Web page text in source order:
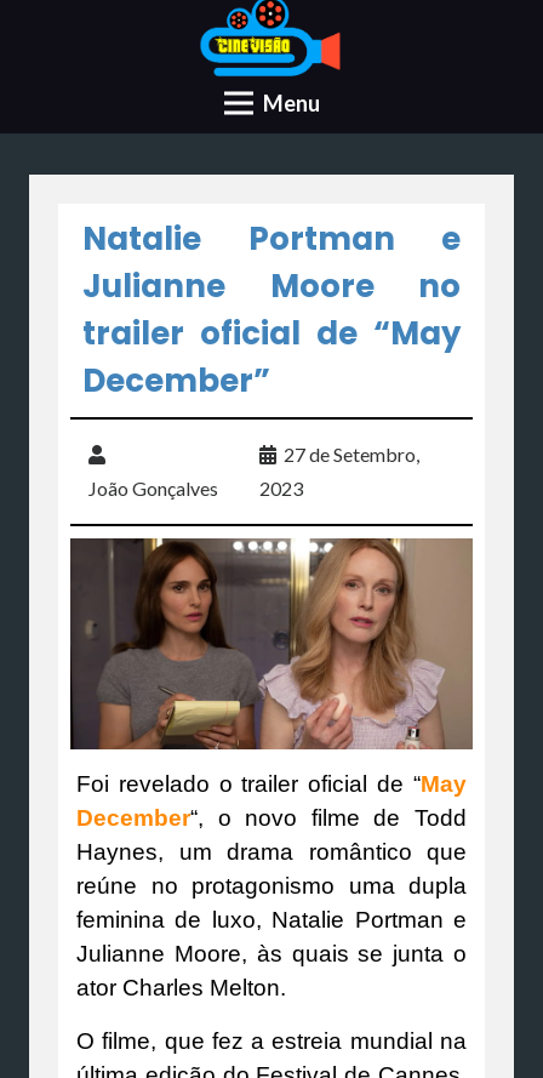
Menu
Natalie Portman e
Julianne Moore no
trailer oficial de “May
December”
João Gonçalves
27 de Setembro,
2023
Foi revelado o trailer oficial de “May
December“, o novo filme de Todd
Haynes, um drama romântico que
reúne no protagonismo uma dupla
feminina de luxo, Natalie Portman e
Julianne Moore, às quais se junta o
ator Charles Melton.
O filme, que fez a estreia mundial na